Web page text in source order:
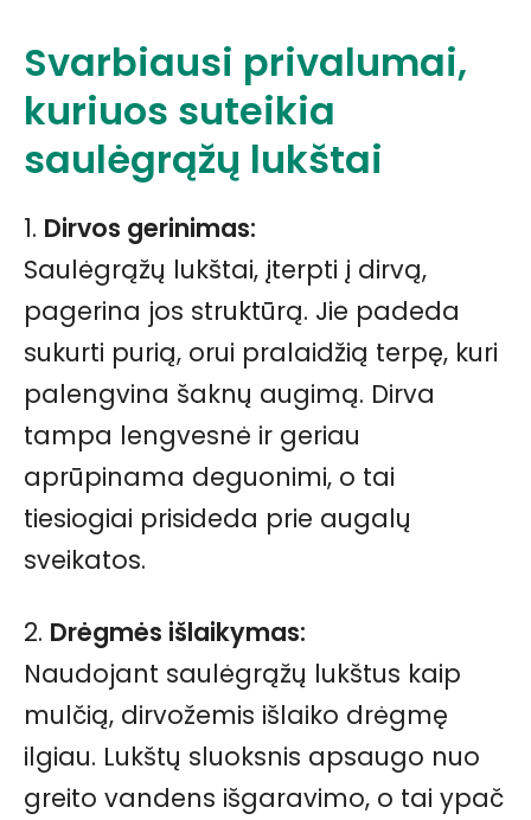
Svarbiausi privalumai,
kuriuos suteikia
saulėgrąžų lukštai
1. Dirvos gerinimas:
Saulėgrąžų lukštai, įterpti į dirvą,
pagerina jos struktūrą. Jie padeda
sukurti purią, orui pralaidžią terpę, kuri
palengvina šaknų augimą. Dirva
tampa lengvesnė ir geriau
aprūpinama deguonimi, o tai
tiesiogiai prisideda prie augalų
sveikatos.
2. Drėgmės išlaikymas:
Naudojant saulėgrąžų lukštus kaip
mulčią, dirvožemis išlaiko drėgmę
ilgiau. Lukštų sluoksnis apsaugo nuo
greito vandens išgaravimo, o tai ypač